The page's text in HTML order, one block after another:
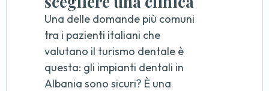
Una delle domande più comuni
tra i pazienti italiani che
valutano il turismo dentale è
questa: gli impianti dentali in
Albania sono sicuri? È una